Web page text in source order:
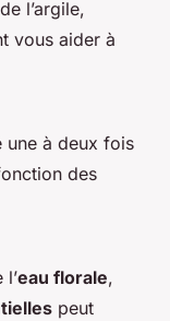
l’argile,
vous aider à
une à deux fois
des
l’eau florale,
peut